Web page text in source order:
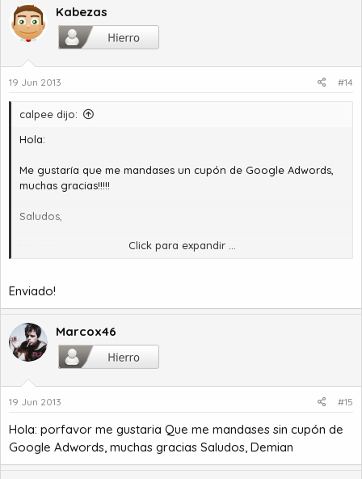
Kabezas
19 Jun 2013 #14
calpee dijo:
Hola:
Me gustaría que me mandases un cupón de Google Adwords,
muchas gracias!!!!!
Saludos,
Click para expandir ...
Enviado!
Marcox46
19 Jun 2013 #15
Hola: porfavor me gustaria Que me mandases sin cupón de
Google Adwords, muchas gracias Saludos, Demian